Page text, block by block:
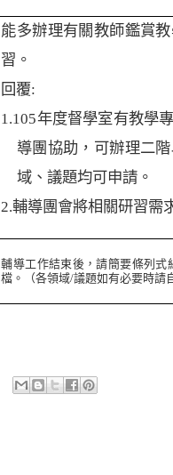
能多辦理有關教師鑑賞
習。
回覆:
1.105年度督學室有教學
導團協助，可辦理二
域、議題均可申請。
2.輔導團會將相關研習需
輔導工作結束後，請簡要條列
檔。（各領域/議題如有必要時請